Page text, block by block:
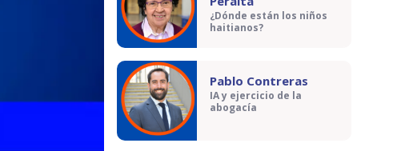
¿Dónde están los niños
haitianos?
Pablo Contreras
IA y ejercicio de la
abogacía